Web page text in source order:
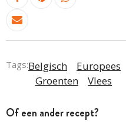
Tags:Belgisch Europees
Groenten
Vlees
Of een ander recept?